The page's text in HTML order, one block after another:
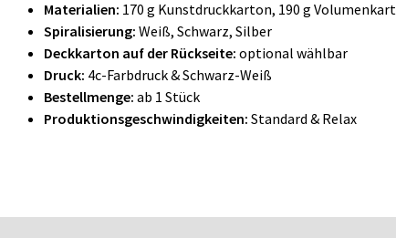
Materialien: 170 g Kunstdruckkarton, 190 g
Spiralisierung: Weiß, Schwarz, Silber
Deckkarton auf der Rückseite: optional wählbar
Druck: 4c-Farbdruck & Schwarz-Weiß
Bestellmenge: ab 1 Stück
Produktionsgeschwindigkeiten: Standard & Relax